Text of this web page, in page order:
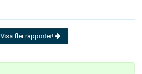
Visa fler rapporter!